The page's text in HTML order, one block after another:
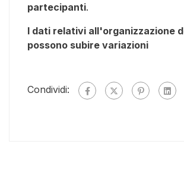
partecipanti.
I dati relativi all'organizzazione
possono subire variazioni
Condividi: